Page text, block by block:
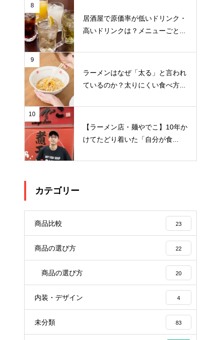
8
居酒屋で原価率が低いドリンク・
高いドリンクは？メニューごと...
9
ラーメンはなぜ「太る」と言われ
ているのか？太りにくい食べ方...
10
【ラーメン店・麺やでこ】10年か
けてたどり着いた「自分が食...
カテゴリー
商品比較 23
商品の選び方 22
商品の選び方 20
内装・デザイン 4
未分類 83